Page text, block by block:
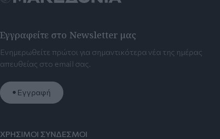
Εγγραφείτε στο Newsletter μας
Ενημερωθείτε πρώτοι για σημαντικότερα νέα της ημέρας
απευθείας στο email σας.
Εγγραφή
ΧΡΗΣΙΜΟΙ ΣΥΝΔΕΣΜΟΙ